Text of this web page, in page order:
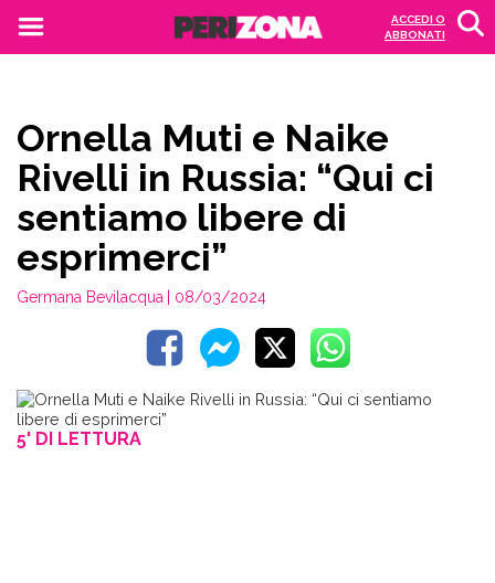
ACCEDI O
ABBONATI
Ornella Muti e Naike
Rivelli in Russia: “Qui ci
sentiamo libere di
esprimerci”
Germana Bevilacqua | 08/03/2024
5' DI LETTURA